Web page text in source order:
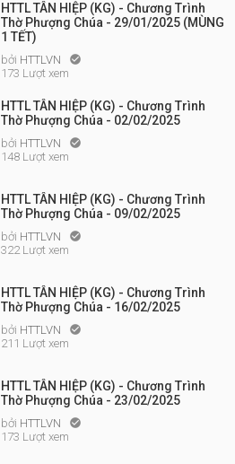
HTTL TÂN HIỆP (KG) - Chương Trình
Thờ Phượng Chúa - 29/01/2025 (MÙNG
1 TẾT)
bởi HTTLVN 
173 Lượt xem
HTTL TÂN HIỆP (KG) - Chương Trình
Thờ Phượng Chúa - 02/02/2025
bởi HTTLVN 
148 Lượt xem
HTTL TÂN HIỆP (KG) - Chương Trình
Thờ Phượng Chúa - 09/02/2025
bởi HTTLVN 
322 Lượt xem
HTTL TÂN HIỆP (KG) - Chương Trình
Thờ Phượng Chúa - 16/02/2025
bởi HTTLVN 
211 Lượt xem
HTTL TÂN HIỆP (KG) - Chương Trình
Thờ Phượng Chúa - 23/02/2025
bởi HTTLVN 
173 Lượt xem